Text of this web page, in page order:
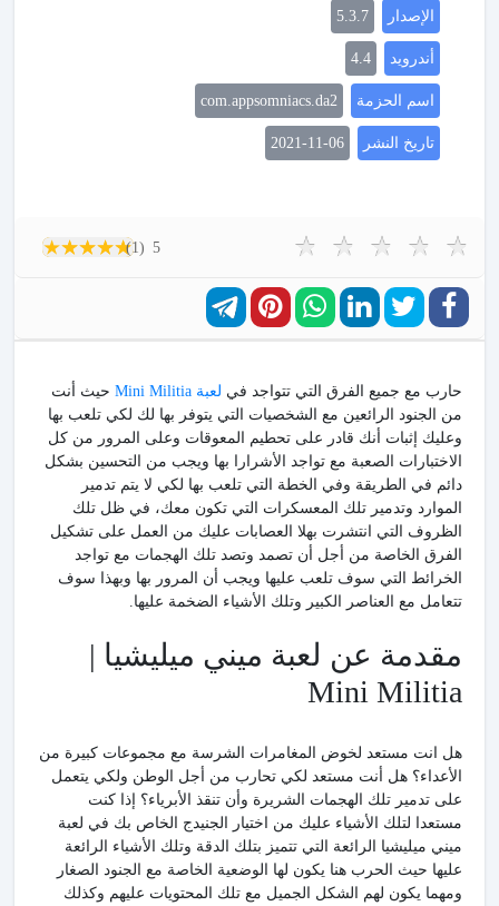
الإصدار 5.3.7
أندرويد 4.4
اسم الحزمة com.appsomniacs.da2
تاريخ النشر 2021-11-06
5
(1)
حارب مع جميع الفرق التي تتواجد في لعبة Mini Militia
حيث أنت
من الجنود الرائعين مع الشخصيات التي يتوفر بها لك لكي تلعب بها
وعليك إثبات أنك قادر على تحطيم المعوقات وعلى المرور من كل
الاختبارات الصعبة مع تواجد الأشرارا بها ويجب من التحسين بشكل
دائم في الطريقة وفي الخطة التي تلعب بها لكي لا يتم تدمير
الموارد وتدمير تلك المعسكرات التي تكون معك، في ظل تلك
الظروف التي انتشرت بهلا العصابات عليك من العمل على تشكيل
الفرق الخاصة من أجل أن تصمد وتصد تلك الهجمات مع تواجد
الخرائط التي سوف تلعب عليها ويجب أن المرور بها وبهذا سوف
تتعامل مع العناصر الكبير وتلك الأشياء الضخمة عليها.
مقدمة عن لعبة ميني ميليشيا |
Mini Militia
هل انت مستعد لخوض المغامرات الشرسة مع مجموعات كبيرة من
الأعداء؟ هل أنت مستعد لكي تحارب من أجل الوطن ولكي يتعمل
على تدمير تلك الهجمات الشريرة وأن تنقذ الأبرياء؟ إذا كنت
مستعدا لتلك الأشياء عليك من اختيار الجنيدج الخاص بك في لعبة
ميني ميليشيا الرائعة التي تتميز بتلك الدقة وتلك الأشياء الرائعة
عليها حيث الحرب هنا يكون لها الوضعية الخاصة مع الجنود الصغار
ومهما يكون لهم الشكل الجميل مع تلك المحتويات عليهم وكذلك